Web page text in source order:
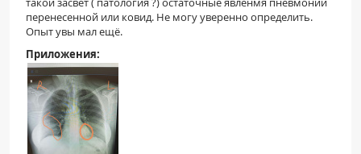
перенесенной или ковид. Не могу уверенно определить.
Опыт увы мал ещё.
Приложения: